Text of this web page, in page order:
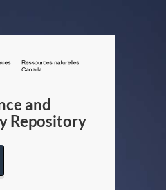
/
Canada
and
Repository